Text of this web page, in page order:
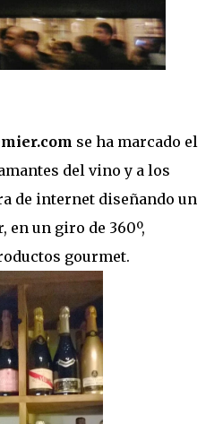
se ha marcado el
del vino y a los
de internet diseñando un
en un giro de 360º,
gourmet.